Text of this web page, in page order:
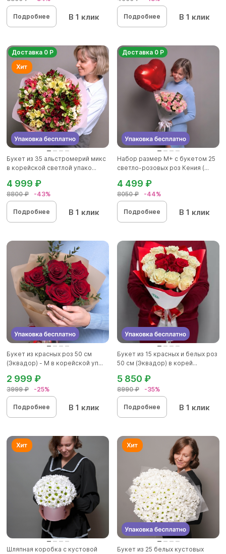
Подробнее В 1 клик Подробнее В 1 клик
Доставка 0 Р
Букет из 35 альстромерий микс
в корейской светлой упако...
8800 ₽ -43%
4 999 ₽
Подробнее В 1 клик
Доставка 0 Р
Набор размер М+ с букетом 25
светло-розовых роз Кения (...
8050 ₽ -44%
4 499 ₽
Подробнее В 1 клик
Букет из красных роз 50 см
(Эквадор) - M в корейской уп...
3999 ₽ -25%
2 999 ₽
Подробнее В 1 клик
Букет из 15 красных и белых роз
50 см (Эквадор) в корей...
8990 ₽ -35%
5 850 ₽
Подробнее В 1 клик
Шляпная коробка с кустовой
Букет из 25 белых кустовых